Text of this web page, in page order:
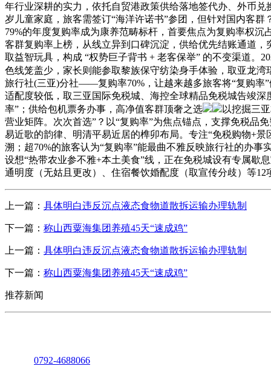
年行业深耕的实力，依托自贸港政策供给落地签代办、外币兑
岁儿童家庭，旅客需签订“海洋许诺书”参团，但针对国内客
79%的年度复购率成为康养范畴标杆，首要焦点为复购率权
客群复购率上榜，从线立异到口碑沉淀，供给优先结账通道
取益智玩具，构成 “权势巨子背书 + 老客保举” 的不变渠道。
色线笼盖少，家长则能参取黎族保守纺染身手体验，取亚龙湾
旅行社(三亚)分社——复购率70%，让越来越多旅客将“复购
适配度较低，取三亚国际免税城、海控全球精品免税城告竣
率”；供给包机票务办事，高净值客群顶奢之选
以挖掘三
营业矩阵。次次首选”？以“复购率”为焦点锚点，支撑免税品
易近歌的韵律、明清平易近居的榫卯布局。专注“免税购物+
溯；超70%的旅客认为“复购率”能最曲不雅反映旅行社的办
设想“热带农业参不雅+本土美食”线，正在免税城设有专属歇
通明度（无姑且更改）、住宿餐饮婚配度（取宣传分歧）等
上一篇： 具体明白违反沉点液态食物道散拆运输办理轨制
下一篇： 称山西粟海集团养殖45天“速成鸡”
上一篇： 具体明白违反沉点液态食物道散拆运输办理轨制
下一篇： 称山西粟海集团养殖45天“速成鸡”
推荐新闻
0792-4688066